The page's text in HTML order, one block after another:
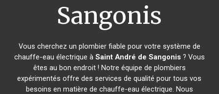
Sangonis
Vous cherchez un plombier fiable pour votre système de
chauffe-eau électrique à Saint André de Sangonis? Vous
êtes au bon endroit ! Notre équipe de plombiers
expérimentés offre des services de qualité pour tous vos
besoins en matière de chauffe-eau électrique. Nous